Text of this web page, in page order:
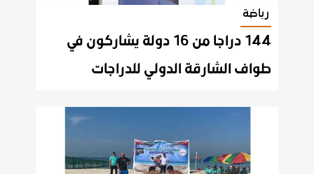
رياضة
144 دراجا من 16 دولة يشاركون في
طواف الشارقة الدولي للدراجات